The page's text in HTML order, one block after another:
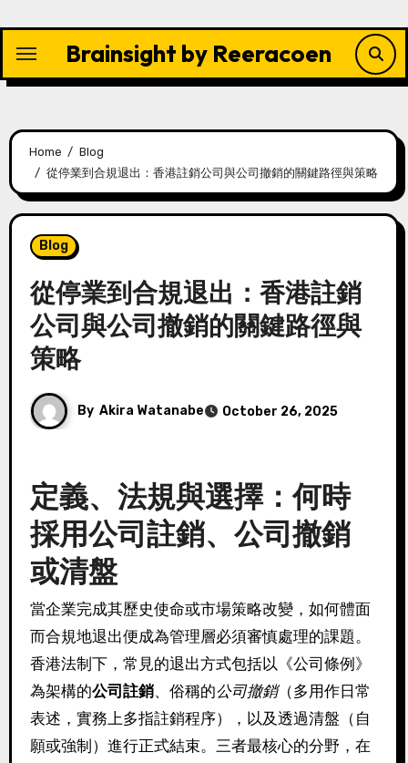
content
Brainsight by Reeracoen
Home
Blog
從停業到合規退出：香港註銷公司與公司撤銷的關鍵路徑與策略
Blog
從停業到合規退出：香港註銷
公司與公司撤銷的關鍵路徑與
策略
By Akira Watanabe October 26, 2025
定義、法規與選擇：何時
採用公司註銷、公司撤銷
或清盤
當企業完成其歷史使命或市場策略改變，如何體面
而合規地退出便成為管理層必須審慎處理的課題。
香港法制下，常見的退出方式包括以《公司條例》
為架構的公司註銷、俗稱的公司撤銷（多用作日常
表述，實務上多指註銷程序），以及透過清盤（自
願或強制）進行正式結束。三者最核心的分野，在